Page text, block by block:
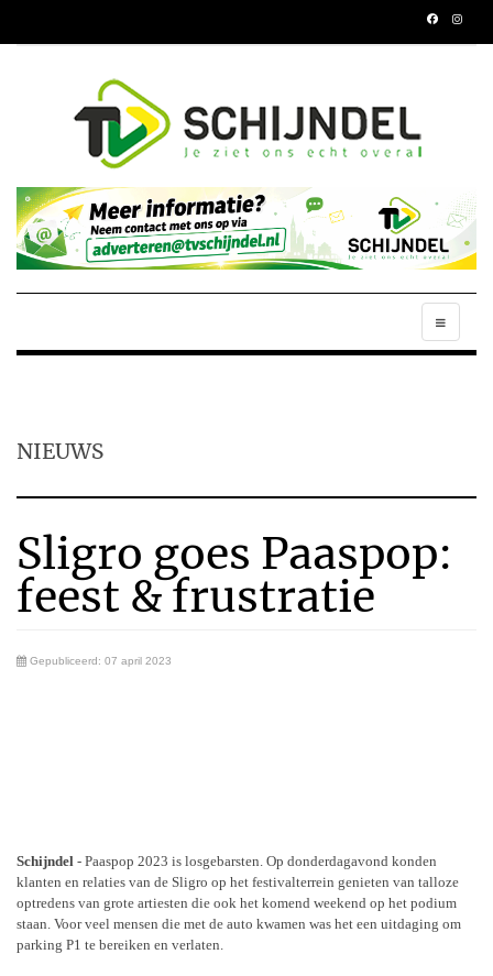
NIEUWS
Sligro goes Paaspop:
feest & frustratie
Gepubliceerd: 07 april 2023
Schijndel - Paaspop 2023 is losgebarsten. Op donderdagavond konden
klanten en relaties van de Sligro op het festivalterrein genieten van talloze
optredens van grote artiesten die ook het komend weekend op het podium
staan. Voor veel mensen die met de auto kwamen was het een uitdaging om
parking P1 te bereiken en verlaten.